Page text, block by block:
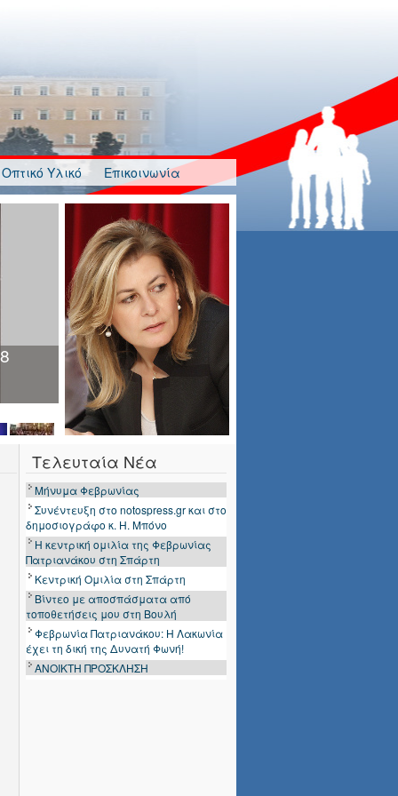
Οπτικό Υλικό
Επικοινωνία
Τελευταία Νέα
Μήνυμα Φεβρωνίας
Συνέντευξη στο notospress.gr και στο
δημοσιογράφο κ. Η. Μπόνο
Η κεντρική ομιλία της Φεβρωνίας
Πατριανάκου στη Σπάρτη
Κεντρική Ομιλία στη Σπάρτη
Βίντεο με αποσπάσματα από
τοποθετήσεις μου στη Βουλή
Φεβρωνία Πατριανάκου: Η Λακωνία
έχει τη δική της Δυνατή Φωνή!
ΑΝΟΙΚΤΗ ΠΡΟΣΚΛΗΣΗ